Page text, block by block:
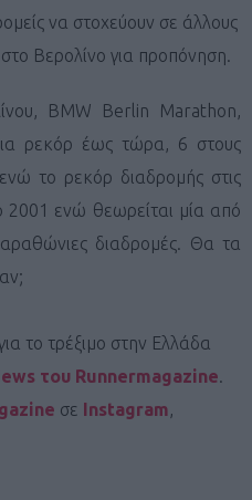
να στοχεύουν σε άλλους
Βερολίνο για προπόνηση.
ΒΜW Berlin Marathon,
ρεκόρ έως τώρα, 6 στους
το ρεκόρ διαδρομής στις
2001 ενώ θεωρείται μία από
διαδρομές. Θα τα
το τρέξιμο στην Ελλάδα
του Runnermagazine.
σε Instagram,